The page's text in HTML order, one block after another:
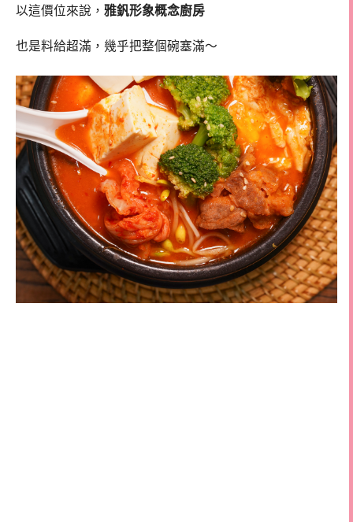
以這價位來說， 雅釩形象概念廚房
也是料給超滿，幾乎把整個碗塞滿～